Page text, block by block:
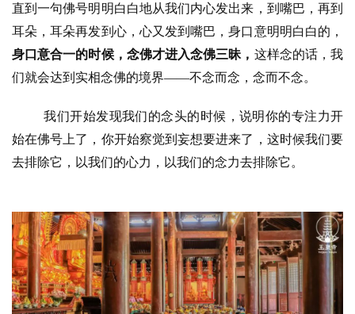
直到一句佛号明明白白地从我们内心发出来，到嘴巴，再到
耳朵，耳朵再发到心，心又发到嘴巴，身口意明明白白的，
身口意合一的时候，念佛才进入念佛三昧， 这样念的话，我
们就会达到实相念佛的境界——不念而念，念而不念。
我们开始发现我们的念头的时候，说明你的专注力开
始在佛号上了，你开始察觉到妄想要进来了，这时候我们要
去排除它，以我们的心力，以我们的念力去排除它。